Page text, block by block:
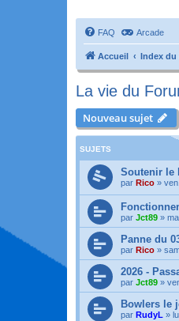
FAQ Arcade
Accueil Index du
La vie du
Nouveau sujet
SUJETS
Soutenir le
par Rico »
par Jct89 »
Panne du
par Rico »
2026 -
par Jct89 »
Bowlers le
par RudyL »